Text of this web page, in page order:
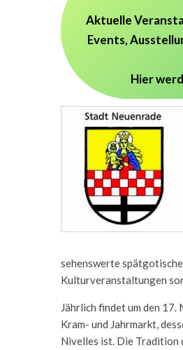
Aktuelle
Events,
Hier
sehenswerte
Kulturveranstaltungen
Jährlich findet um den 17.
Kram- und Jahrmarkt,
Nivelles ist. Die Tradition